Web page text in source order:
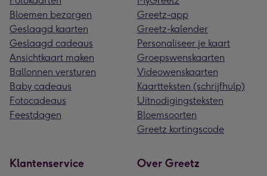
Bloemen bezorgen
Geslaagd kaarten
Geslaagd cadeaus
Ansichtkaart maken
Ballonnen versturen
Baby cadeaus
Fotocadeaus
Feestdagen
Greetz-app
Greetz-kalender
Personaliseer je kaart
Groepswenskaarten
Videowenskaarten
Kaartteksten (schrijfhulp)
Uitnodigingsteksten
Bloemsoorten
Greetz kortingscode
Klantenservice Over Greetz